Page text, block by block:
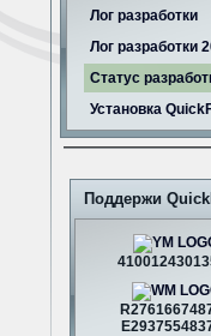
Лог разработки
Лог разработки
Статус
Установка
Поддержи